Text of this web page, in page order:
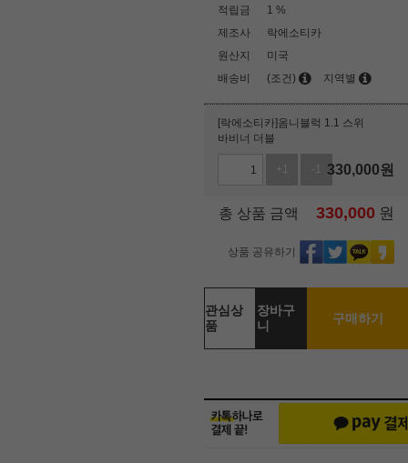
적립금
1 %
제조사
락에소티카
원산지
미국
배송비
(조건) 지역별
[락에소티카]옴니블럭 1.1 스위
바비너 더블
+1 -1 330,000원
총 상품 금액 330,000 원
상품 공유하기
관심상
품
장바구
니
구매하기